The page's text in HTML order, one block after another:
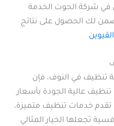
في شركة الحوت الخدمة
لك الحصول على نتائج
تنظيف في النوف، فإن
عالية الجودة بأسعار
خدمات تنظيف متميزة،
تجعلها الخيار المثالي